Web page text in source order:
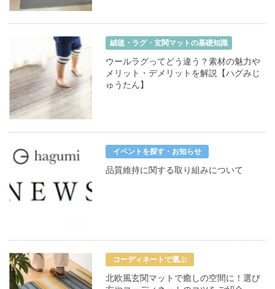
絨毯・ラグ・玄関マットの基礎知識
ウールラグってどう違う？素材の魅力や
メリット・デメリットを解説【ハグみじ
ゅうたん】
イベントを探す・お知らせ
品質維持に関する取り組みについて
コーディネートで選ぶ
北欧風玄関マットで癒しの空間に！選び